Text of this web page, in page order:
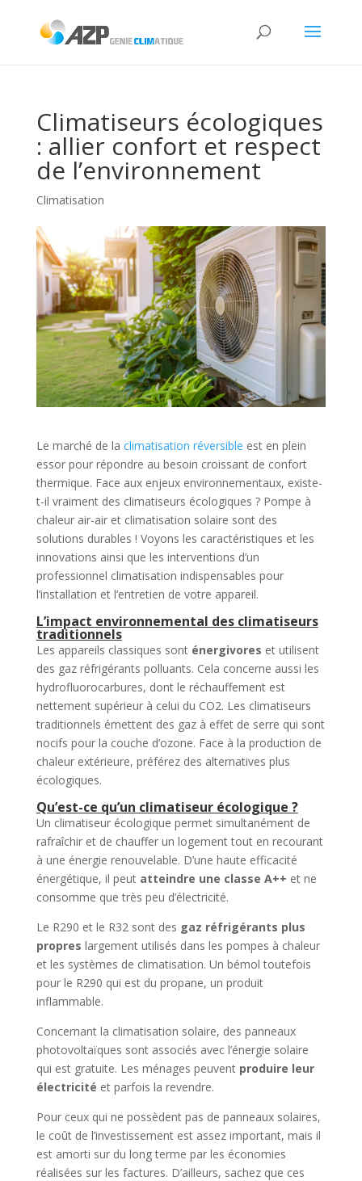
Climatiseurs écologiques
: allier confort et respect
de l’environnement
Climatisation
Le marché de la climatisation réversible est en plein
essor pour répondre au besoin croissant de confort
thermique. Face aux enjeux environnementaux, existe-
t-il vraiment des climatiseurs écologiques ? Pompe à
chaleur air-air et climatisation solaire sont des
solutions durables ! Voyons les caractéristiques et les
innovations ainsi que les interventions d’un
professionnel climatisation indispensables pour
l’installation et l’entretien de votre appareil.
L’impact environnemental des climatiseurs
traditionnels
Les appareils classiques sont énergivores et utilisent
des gaz réfrigérants polluants. Cela concerne aussi les
hydrofluorocarbures, dont le réchauffement est
nettement supérieur à celui du CO2. Les climatiseurs
traditionnels émettent des gaz à effet de serre qui sont
nocifs pour la couche d’ozone. Face à la production de
chaleur extérieure, préférez des alternatives plus
écologiques.
Qu’est-ce qu’un climatiseur écologique ?
Un climatiseur écologique permet simultanément de
rafraîchir et de chauffer un logement tout en recourant
à une énergie renouvelable. D’une haute efficacité
énergétique, il peut atteindre une classe A++ et ne
consomme que très peu d’électricité.
Le R290 et le R32 sont des gaz réfrigérants plus
propres largement utilisés dans les pompes à chaleur
et les systèmes de climatisation. Un bémol toutefois
pour le R290 qui est du propane, un produit
inflammable.
Concernant la climatisation solaire, des panneaux
photovoltaïques sont associés avec l’énergie solaire
qui est gratuite. Les ménages peuvent produire leur
électricité et parfois la revendre.
Pour ceux qui ne possèdent pas de panneaux solaires,
le coût de l’investissement est assez important, mais il
est amorti sur du long terme par les économies
réalisées sur les factures. D’ailleurs, sachez que ces